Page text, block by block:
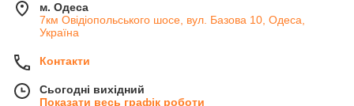
м. Одеса
7км Овідіопольського шосе, вул. Базова 10, Одеса,
Україна
Контакти
Сьогодні вихідний
Показати весь графік роботи